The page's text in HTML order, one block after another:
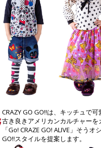
CRAZY GO GO!!は、キッチュで
古き良きアメリカンカルチャー
「Go! CRAZE GO! ALIVE」そう
GO!!スタイルを提案します。